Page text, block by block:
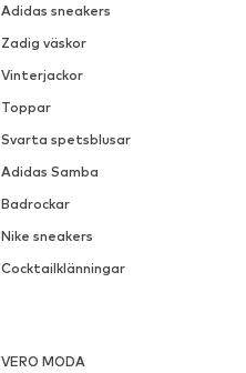
Adidas sneakers
Zadig väskor
Vinterjackor
Toppar
Svarta spetsblusar
Adidas Samba
Badrockar
Nike sneakers
Cocktailklänningar
VERO MODA